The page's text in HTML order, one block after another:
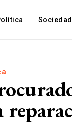
Sociedad